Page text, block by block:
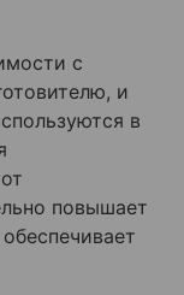
с
и
в
повышает